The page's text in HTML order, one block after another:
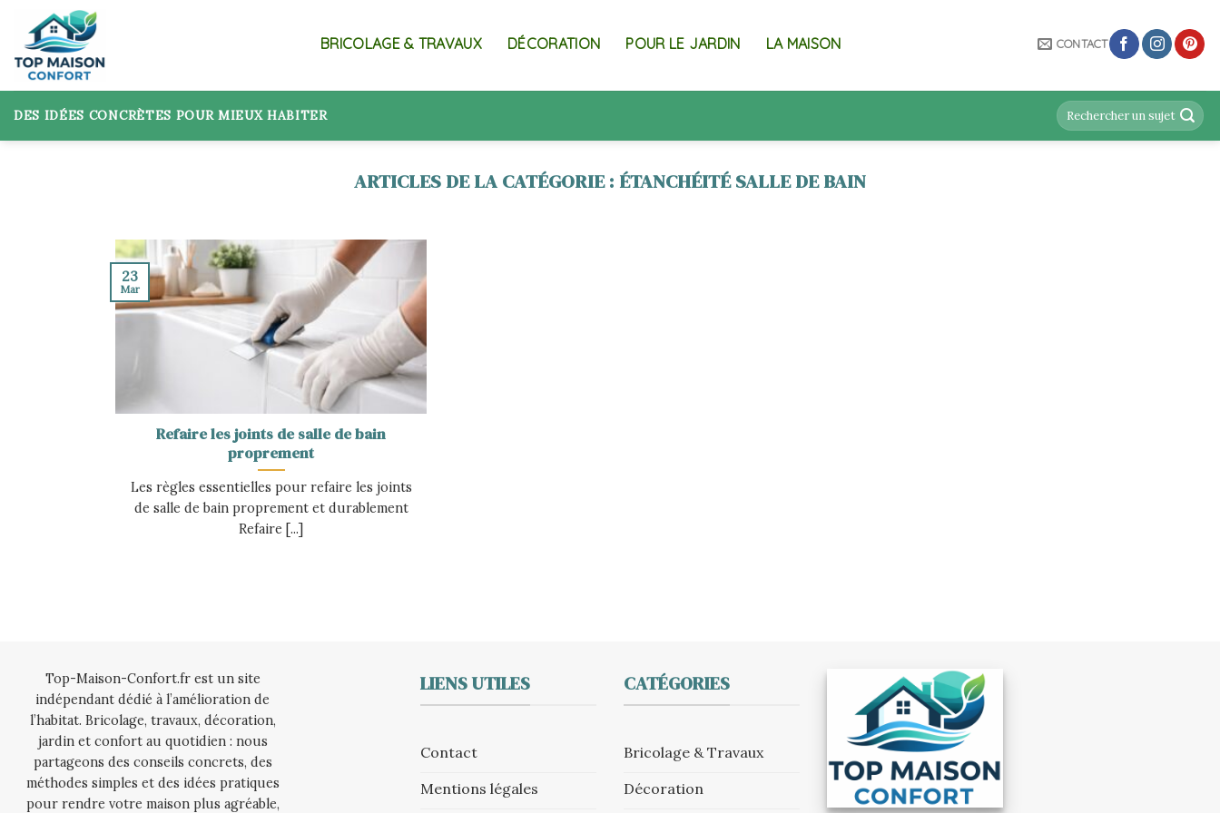
content
BRICOLAGE & TRAVAUX DÉCORATION POUR LE JARDIN LA MAISON CONTACT
DES IDÉES CONCRÈTES POUR MIEUX HABITER
ÉTANCHÉITÉ SALLE DE BAIN
Refaire les joints de salle de bain
proprement
Les règles essentielles pour refaire les joints
de salle de bain proprement et durablement
Refaire [...]
23
Mar
Top-Maison-Confort.fr est un site
indépendant dédié à l’amélioration de
l’habitat. Bricolage, travaux, décoration,
jardin et confort au quotidien : nous
partageons des conseils concrets, des
méthodes simples et des idées pratiques
pour rendre votre maison plus agréable,
LIENS UTILES
Contact
Mentions légales
CATÉGORIES
Bricolage & Travaux
Décoration